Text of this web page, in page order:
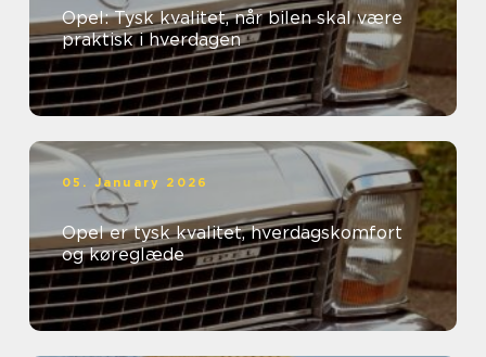
Opel: Tysk kvalitet, når bilen skal være
praktisk i hverdagen
05. January 2026
Opel er tysk kvalitet, hverdagskomfort
og køreglæde